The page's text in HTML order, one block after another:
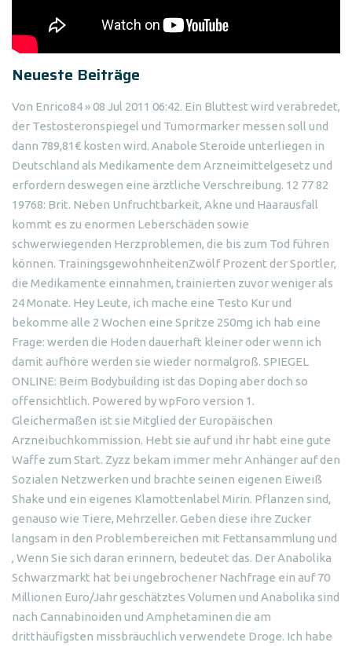
Neueste Beiträge
Von Enrico84 » 08 Jul 2011 06:42. Ein Bluttest wird verabredet,
der Testosteronspiegel und Tumormarker messen soll und
dann 789,81€ kosten wird. Anabole Steroide unterliegen in
Deutschland als Medikamente dem Arzneimittelgesetz und
erfordern deswegen eine ärztliche Verschreibung. 12 77 82
19768: Brit. Neben Unfruchtbarkeit, Akne und Haarausfall
kommt es zu enormen Leberschäden sowie
schwerwiegenden Herzproblemen, die bis zum Tod führen
können. TrainingsgewohnheitenZwölf Prozent der Sportler,
die Medikamente einnahmen, trainierten zuvor weniger als
24 Monate. Hey Leute, ich mache eine Testo Kur und
bekomme alle 2 Wochen eine Spritze 250mg ich hab eine
Frage: werden die Hoden dauerhaft kleiner oder wenn ich
damit aufhöre werden sie wieder normalgroß. SPIEGEL
ONLINE: Beim Bodybuilding ist das Doping aber doch so
offensichtlich. Powered by wpForo version 1.
Gleichermaßen ist sie Mitglied der Europäischen
Arzneibuchkommission. Hebt sie auf und ihr habt eine gute
Waffe zum Start. Zyzz bekam immer mehr Anhänger auf den
Sozialen Netzwerken und brachte seinen eigenen Eiweiß
Shake und ein eigenes Klamottenlabel Mirin. Pflanzen sind,
genauso wie Tiere, Mehrzeller. Geben diese ihre Zucker
langsam in den Problembereichen mit Fettansammlung und
, Wenn Sie sich daran erinnern, bedeutet das. Der Anabolika
Schwarzmarkt hat bei ungebrochener Nachfrage ein auf 70
Millionen Euro/Jahr geschätztes Volumen und Anabolika sind
nach Cannabinoiden und Amphetaminen die am
dritthäufigsten missbräuchlich verwendete Droge. Ich habe